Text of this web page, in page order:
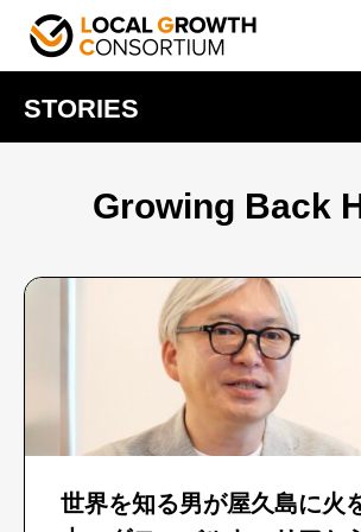
STORIES
Growing Back
世界を知る男が屋久島に火